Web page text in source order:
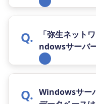
「弥生ネット
ndowsサーバ
Windowsサー